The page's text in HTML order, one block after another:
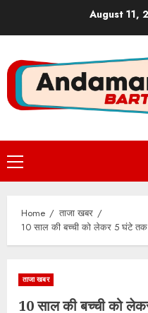
August 11,
Primary
Menu
Home
ताजा खबर
10 साल की बच्ची को लेकर 5 घंटे
ताजा खबर
10 साल की बच्ची को